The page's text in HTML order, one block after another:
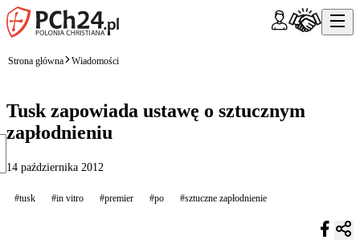
Strona główna Wiadomości
Tusk zapowiada ustawę o sztucznym
zapłodnieniu
14 października 2012
#tusk #in vitro #premier #po #sztuczne zapłodnienie